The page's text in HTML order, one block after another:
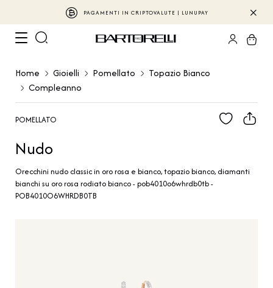
PAGAMENTI IN CRIPTOVALUTE | LUNUPAY
Home Gioielli Pomellato
Topazio Bianco
Compleanno
POMELLATO
Nudo
Orecchini nudo classic in oro rosa e bianco, topazio bianco, diamanti
bianchi su oro rosa rodiato bianco - pob4010o6whrdb0tb -
POB4010O6WHRDB0TB